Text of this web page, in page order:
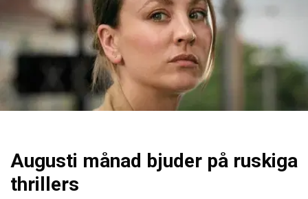
Augusti månad bjuder på ruskiga
thrillers